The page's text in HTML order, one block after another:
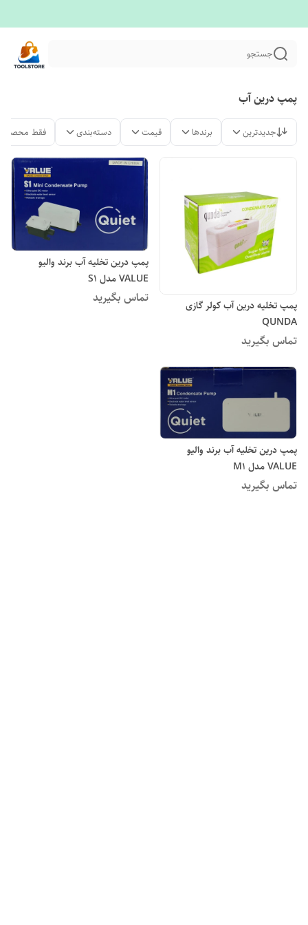
جستجو
پمپ درین آب
جدیدترین برندها قیمت دسته‌بندی فقط
پمپ تخلیه درین آب کولر گازی
QUNDA
تماس بگیرید
پمپ درین تخلیه آب برند والیو
VALUE مدل S1
تماس بگیرید
پمپ درین تخلیه آب برند والیو
VALUE مدل M1
تماس بگیرید